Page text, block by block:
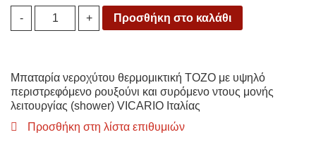
-
Μπαταρία
Κουζίνας
48580
quantity
+ Προσθήκη στο καλάθι
Μπαταρία νεροχύτου θερμομικτική TOZO με υψηλό
περιστρεφόμενο ρουξούνι και συρόμενο ντους μονής
λειτουργίας (shower) VICARIO Ιταλίας
Προσθήκη στη λίστα επιθυμιών